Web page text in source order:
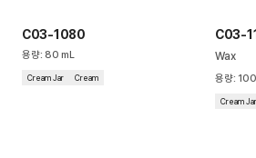
C03-1080
용량: 80 mL
Cream Jar Cream
C03-
Wax
용량: 100
Cream Jar